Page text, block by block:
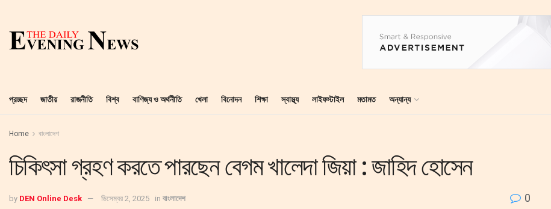
প্রচ্ছদ জাতীয় রাজনীতি বিশ্ব বাণিজ্য ও অর্থনীতি খেলা বিনোদন শিক্ষা স্বাস্থ্য লাইফস্টাইল মতামত অন্যান্য
Home বাংলাদেশ
চিকিৎসা গ্রহণ করতে পারছেন বেগম খালেদা জিয়া : জাহিদ হোসেন
by DEN Online Desk ডিসেম্বর 2, 2025 in বাংলাদেশ 0